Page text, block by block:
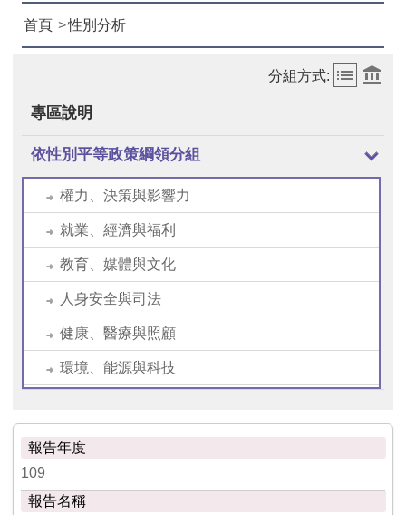
首頁 性別分析
分組方式:
專區說明
依性別平等政策綱領分組
權力、決策與影響力
就業、經濟與福利
教育、媒體與文化
人身安全與司法
健康、醫療與照顧
環境、能源與科技
109